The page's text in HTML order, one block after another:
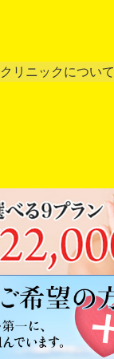
クリニックについて